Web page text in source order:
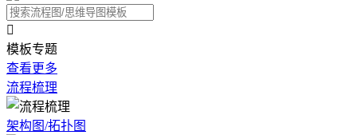

模板专题
查看更多
流程梳理
架构图/拓扑图